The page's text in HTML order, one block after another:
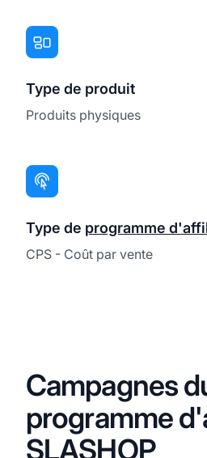
Type de produit
Produits physiques
Type de programme
CPS - Coût par vente
Campagnes
programme
SLASHOP